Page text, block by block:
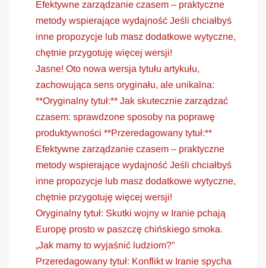
Efektywne zarządzanie czasem – praktyczne
metody wspierające wydajność Jeśli chciałbyś
inne propozycje lub masz dodatkowe wytyczne,
chętnie przygotuję więcej wersji!
Jasne! Oto nowa wersja tytułu artykułu,
zachowująca sens oryginału, ale unikalna:
**Oryginalny tytuł:** Jak skutecznie zarządzać
czasem: sprawdzone sposoby na poprawę
produktywności **Przeredagowany tytuł:**
Efektywne zarządzanie czasem – praktyczne
metody wspierające wydajność Jeśli chciałbyś
inne propozycje lub masz dodatkowe wytyczne,
chętnie przygotuję więcej wersji!
Oryginalny tytuł: Skutki wojny w Iranie pchają
Europę prosto w paszczę chińskiego smoka.
„Jak mamy to wyjaśnić ludziom?”
Przeredagowany tytuł: Konflikt w Iranie spycha